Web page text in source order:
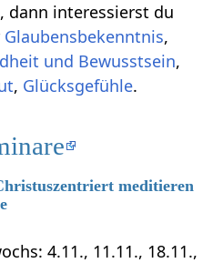
dann interessierst du
Glaubensbekenntnis,
und Bewusstsein,
, Glücksgefühle.
meditieren
4.11., 11.11., 18.11.,